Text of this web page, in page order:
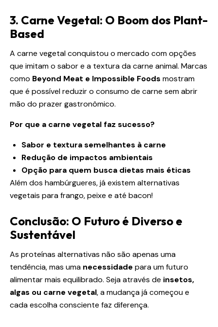
3. Carne Vegetal: O Boom dos Plant-
Based
A carne vegetal conquistou o mercado com opções
que imitam o sabor e a textura da carne animal. Marcas
como Beyond Meat e Impossible Foods mostram
que é possível reduzir o consumo de carne sem abrir
mão do prazer gastronômico.
Por que a carne vegetal faz sucesso?
Sabor e textura semelhantes à carne
Redução de impactos ambientais
Opção para quem busca dietas mais éticas
Além dos hambúrgueres, já existem alternativas
vegetais para frango, peixe e até bacon!
Conclusão: O Futuro é Diverso e
Sustentável
As proteínas alternativas não são apenas uma
tendência, mas uma necessidade para um futuro
alimentar mais equilibrado. Seja através de insetos,
algas ou carne vegetal, a mudança já começou e
cada escolha consciente faz diferença.